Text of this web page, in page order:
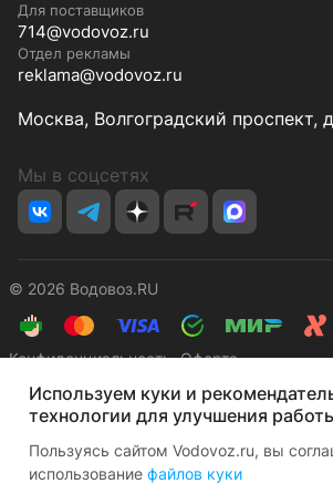
Для поставщиков
714@vodovoz.ru
Отдел рекламы
reklama@vodovoz.ru
Москва, Волгоградский проспект,
Мы в соцсетях
© 2026 Водовоз.RU
КонфиденциальностьОферта
Используем куки и
технологии для улучшения
Пользуясь сайтом Vodovoz.ru, вы
использование файлов куки